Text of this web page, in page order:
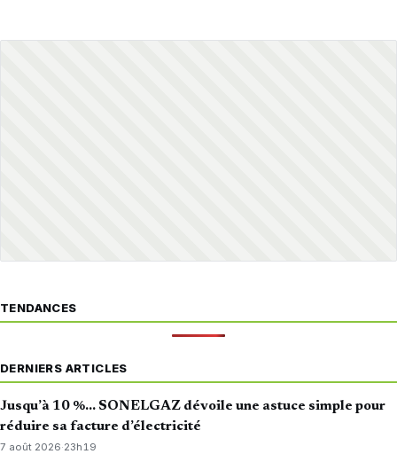
TENDANCES
DERNIERS ARTICLES
Jusqu’à 10 %… SONELGAZ dévoile une astuce simple pour
réduire sa facture d’électricité
7 août 2026·23h19